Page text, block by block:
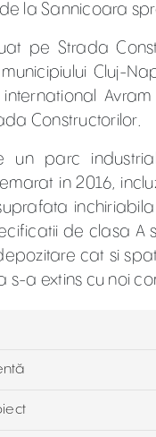
la Sannicoara
pe Strada
Cluj-
Avram
Constructorilor.
un parc
in 2016,
de clasa A
cat si
s-a extins cu noi